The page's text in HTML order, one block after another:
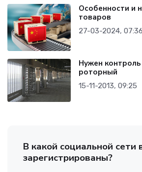
Особенности и
товаров
27-03-2024, 07:36
Нужен контроль
роторный
15-11-2013, 09:25
В какой социальной сети
зарегистрированы?